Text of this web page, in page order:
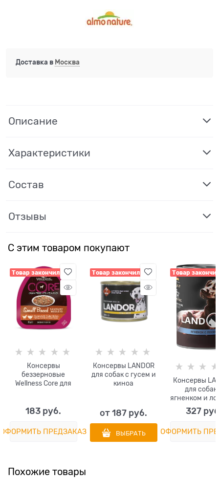
Доставка в Москва
Описание
Характеристики
Состав
Отзывы
С этим товаром покупают
Товар закончился
Консервы
беззерновые
Wellness Core для
овощами Small
Breed Savoury
Medleys Chicken,
Turkey Carrots and
183 руб.
ОФОРМИТЬ ПРЕДЗАКАЗ
Товар закончился
Консервы LANDOR
для собак с гусем и
киноа
от187 руб.
ВЫБРАТЬ
Товар
Консервы
для собак
ягненком и
Lamb and
327
ОФОРМИТЬ
Похожие товары